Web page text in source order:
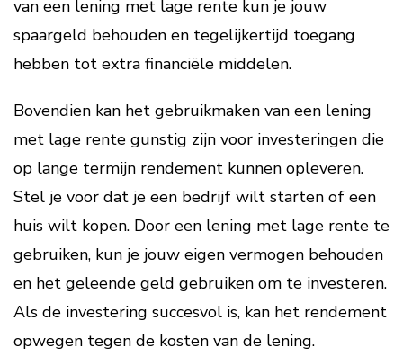
van een lening met lage rente kun je jouw
spaargeld behouden en tegelijkertijd toegang
hebben tot extra financiële middelen.
Bovendien kan het gebruikmaken van een lening
met lage rente gunstig zijn voor investeringen die
op lange termijn rendement kunnen opleveren.
Stel je voor dat je een bedrijf wilt starten of een
huis wilt kopen. Door een lening met lage rente te
gebruiken, kun je jouw eigen vermogen behouden
en het geleende geld gebruiken om te investeren.
Als de investering succesvol is, kan het rendement
opwegen tegen de kosten van de lening.